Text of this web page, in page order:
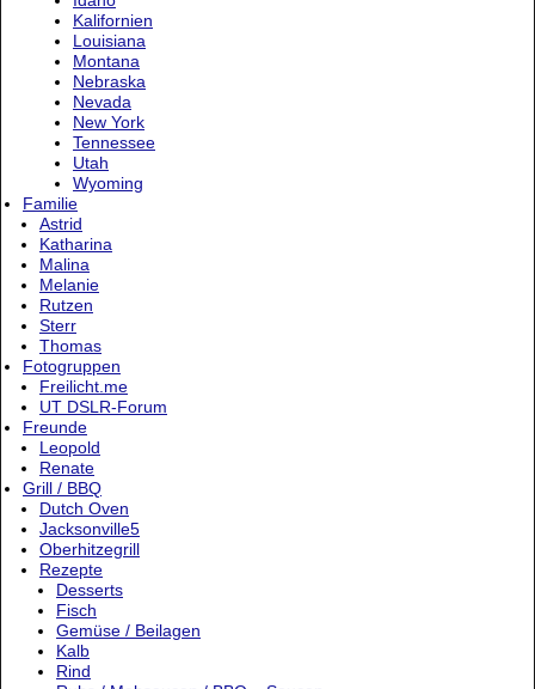
Kalifornien
Louisiana
Montana
Nebraska
Nevada
New York
Tennessee
Utah
Wyoming
Familie
Astrid
Katharina
Malina
Melanie
Rutzen
Sterr
Thomas
Fotogruppen
Freilicht.me
UT DSLR-Forum
Freunde
Leopold
Renate
Grill / BBQ
Dutch Oven
Jacksonville5
Oberhitzegrill
Rezepte
Desserts
Fisch
Gemüse / Beilagen
Kalb
Rind